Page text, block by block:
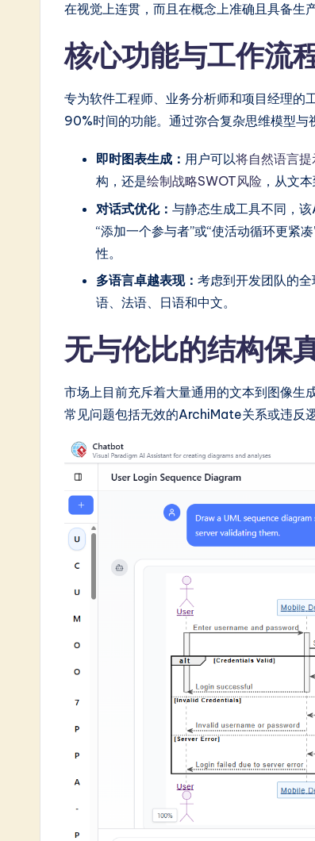
in
A
In
在视觉上连贯，而且在概念上准确且具备生
核心功能与工作流
专为软件工程师、业务分析师和项目经理的
90%时间的功能。通过弥合复杂思维模型与
即时图表生成： 用户可以将自然语言提
构，还是绘制战略SWOT风险 ，从文
对话式优化： 与静态生成工具不同，
“添加一个参与者”或“使活动循环更紧
性。
多语言卓越表现： 考虑到开发团队的
语、法语、日语和中文。
无与伦比的结构保
市场上目前充斥着大量通用的文本到图像生
常见问题包括无效的ArchiMate关系或违反